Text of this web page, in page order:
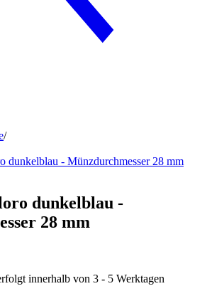
/
dunkelblau - Münzdurchmesser 28 mm
dunkelblau -
28 mm
innerhalb von 3 - 5 Werktagen